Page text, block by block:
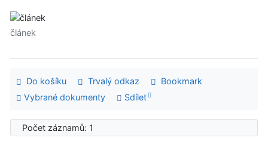
článek
Do košíku Trvalý odkaz
Bookmark
Vybrané dokumenty
Sdílet
Počet záznamů: 1